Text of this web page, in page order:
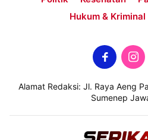
Hukum & Kriminal
Alamat Redaksi: Jl. Raya Aeng
Sumenep